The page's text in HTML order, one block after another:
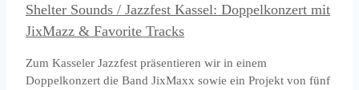
Shelter Sounds / Jazzfest Kassel: Doppelkonzert mit
JixMazz & Favorite Tracks
Zum Kasseler Jazzfest präsentieren wir in einem
Doppelkonzert die Band JixMaxx sowie ein Projekt von fünf